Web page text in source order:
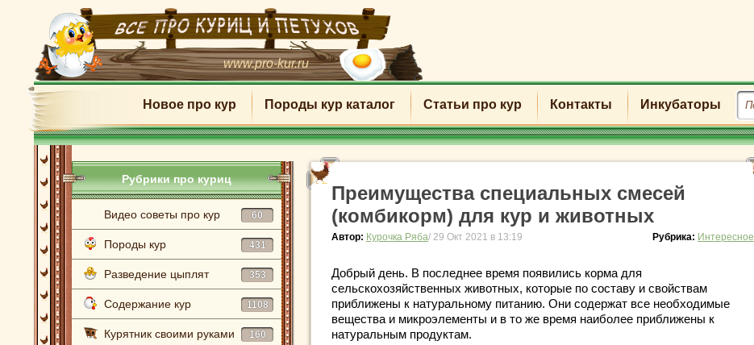
www.pro-kur.ru
Новое про кур Породы кур каталог Статьи про кур Контакты Инкубаторы
Рубрики про куриц
Видео советы про кур 60
Породы кур 431
Разведение цыплят 353
Содержание кур 1108
Курятник своими руками 160
Преимущества специальных смесей
(комбикорм) для кур и животных
Автор: Курочка Ряба/ 29 Окт 2021 в 13:19 Рубрика: Интересное
Добрый день. В последнее время появились корма для
сельскохозяйственных животных, которые по составу и свойствам
приближены к натуральному питанию. Они содержат все необходимые
вещества и микроэлементы и в то же время наиболее приближены к
натуральным продуктам.